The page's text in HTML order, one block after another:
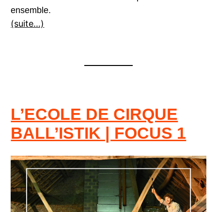
ensemble.
(suite…)
L’ECOLE DE CIRQUE
BALL’ISTIK | FOCUS 1